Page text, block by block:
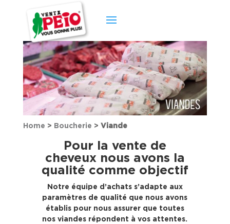
Home > Boucherie > Viande
Pour la vente de
cheveux nous avons la
qualité comme objectif
Notre équipe d’achats s’adapte aux
paramètres de qualité que nous avons
établis pour nous assurer que toutes
nos viandes répondent à vos attentes.